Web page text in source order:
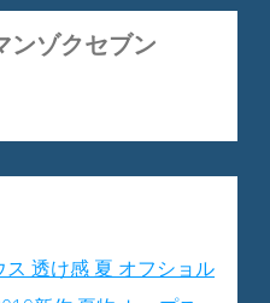
ンゾクセブン
透け感 夏 オフショル